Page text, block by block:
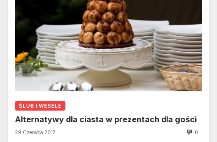
ŚLUB I WESELE
Alternatywy dla ciasta w prezentach dla gości
29 Czerwca 2017 0